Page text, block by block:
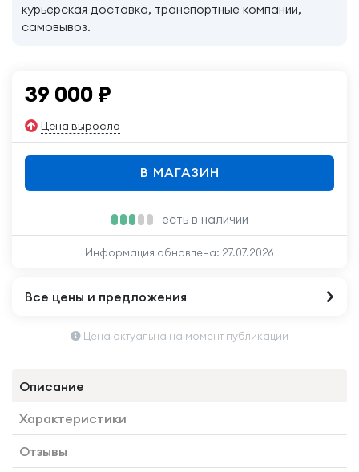
курьерская доставка, транспортные компании,
самовывоз.
39 000 ₽
Цена выросла
В МАГАЗИН
есть в наличии
Информация обновлена: 27.07.2026
Все цены и предложения
Цена актуальна на момент публикации
Описание
Характеристики
Отзывы